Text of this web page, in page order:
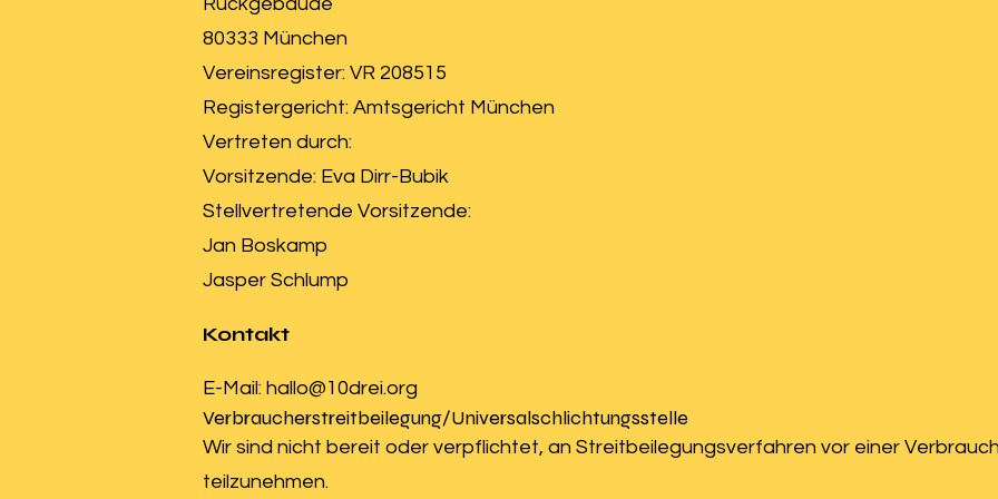
80333 München
Vereinsregister: VR 208515
Registergericht: Amtsgericht München
Vertreten durch:
Vorsitzende: Eva Dirr-Bubik
Stellvertretende Vorsitzende:
Jan Boskamp
Jasper Schlump
Kontakt
E-Mail: hallo@10drei.org
Verbraucher­streit­beilegung/Universal­schlichtungs­stelle
Wir sind nicht bereit oder verpflichtet, an Streitbeilegungsverfahren vor einer
teilzunehmen.